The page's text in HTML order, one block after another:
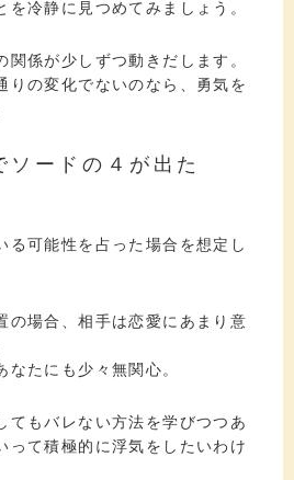
を冷静に見つめてみましょう。
関係が少しずつ動きだします。
りの変化でないのなら、勇気を
ソードの４が出た
る可能性を占った場合を想定し
の場合、相手は恋愛にあまり意
たにも少々無関心。
てもバレない方法を学びつつあ
って積極的に浮気をしたいわけ